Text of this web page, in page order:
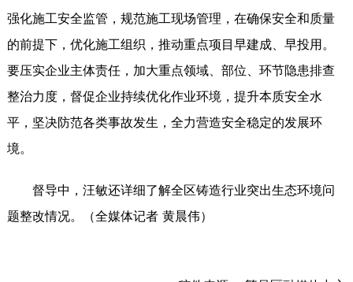
强化施工安全监管，规范施工现场管理，在确保安全和质量
的前提下，优化施工组织，推动重点项目早建成、早投用。
要压实企业主体责任，加大重点领域、部位、环节隐患排查
整治力度，督促企业持续优化作业环境，提升本质安全水
平，坚决防范各类事故发生，全力营造安全稳定的发展环
境。
督导中，汪敏还详细了解全区铸造行业突出生态环境问
题整改情况。（全媒体记者 黄晨伟）